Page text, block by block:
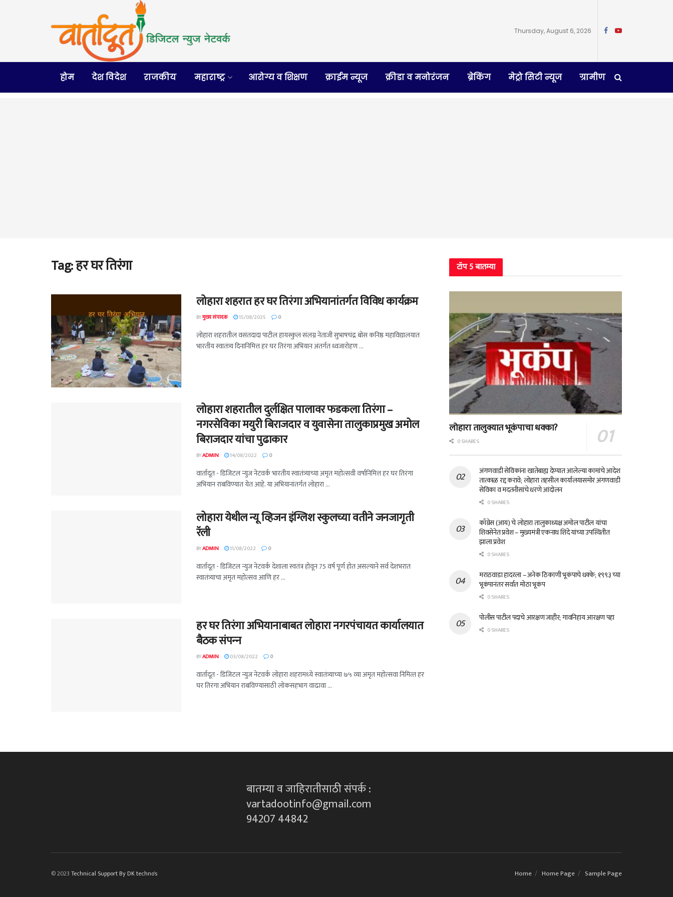
Thursday, August 6, 2026
होम देश विदेश राजकीय महाराष्ट्र आरोग्य व शिक्षण क्राईम न्यूज क्रीडा व मनोरंजन ब्रेकिंग मेट्रो सिटी न्यूज ग्रामीण
Tag:हर घर तिरंगा
लोहारा शहरात हर घर तिरंगा अभियानांतर्गत विविध कार्यक्रम
BYमुख्य संपादक 15/08/2025 0
लोहारा शहरातील वसंतदादा पाटील हायस्कुल संलग्न नेताजी सुभाषचंद्र बोस कनिष्ठ महाविद्यालयात
भारतीय स्वातंत्र्य दिनानिमित्त हर घर तिरंगा अभियान अंतर्गत ध्वजारोहण ...
लोहारा शहरातील दुर्लक्षित पालावर फडकला तिरंगा –
नगरसेविका मयुरी बिराजदार व युवासेना तालुकाप्रमुख अमोल
बिराजदार यांचा पुढाकार
BYADMIN 14/08/2022 0
वार्तादूत - डिजिटल न्युज नेटवर्क भारतीय स्वातंत्र्याच्या अमृत महोत्सवी वर्षानिमित्त हर घर तिरंगा
अभियान राबविण्यात येत आहे. या अभियानांतर्गत लोहारा ...
लोहारा येथील न्यू व्हिजन इंग्लिश स्कुलच्या वतीने जनजागृती
रॅली
BYADMIN 11/08/2022 0
वार्तादूत - डिजिटल न्युज नेटवर्क देशाला स्वतंत्र होवून 75 वर्ष पूर्ण होत असल्याने सर्व देशभरात
स्वातंत्र्याचा अमृत महोत्सव आणि हर ...
हर घर तिरंगा अभियानाबाबत लोहारा नगरपंचायत कार्यालयात
बैठक संपन्‍न
BYADMIN 03/08/2022 0
वार्तादूत - डिजिटल न्युज नेटवर्क लोहारा शहरामध्‍ये स्‍वातंत्र्याच्या ७५ व्‍या अमृत महोत्‍सवा निमित्‍त हर
घर तिरंगा अभियान राबविण्‍यासाठी लोकसहभाग वाढावा ...
टॉप 5 बातम्या
लोहारा तालुक्यात भूकंपाचा धक्का?
0 SHARES
अंगणवाडी सेविकांना खातेबाह्य देण्यात आलेल्या कामांचे आदेश
तात्काळ रद्द करावे; लोहारा तहसील कार्यालयासमोर अंगणवाडी
सेविका व मदतनीसांचे धरणे आंदोलन
0 SHARES
काँग्रेस (आय) चे लोहारा तालुकाध्यक्ष अमोल पाटील यांचा
शिवसेनेत प्रवेश – मुख्यमंत्री एकनाथ शिंदे यांच्या उपस्थितीत
झाला प्रवेश
0 SHARES
मराठवाडा हादरला – अनेक ठिकाणी भूकंपाचे धक्के; १९९३ च्या
भूकंपानंतर सर्वात मोठा भूकंप
0 SHARES
पोलीस पाटील पदाचे आरक्षण जाहीर; गावनिहाय आरक्षण पहा
0 SHARES
बातम्या व जाहिरातीसाठी संपर्क :
vartadootinfo@gmail.com
94207 44842
Home Home Page Sample Page
© 2023 Technical Support By DK techno's